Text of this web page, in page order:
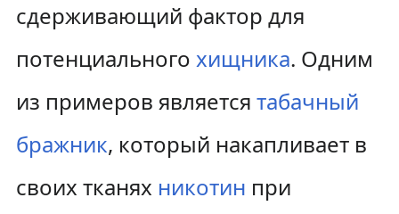
сдерживающий фактор для
потенциального хищника. Одним
из примеров является табачный
бражник, который накапливает в
своих тканях никотин при